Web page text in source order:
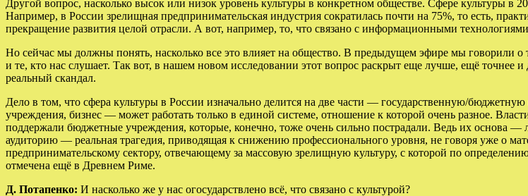
Другой вопрос, насколько высок или низок уровень культуры в конкретном обществе. Сфере культуры
Например, в России зрелищная предпринимательская индустрия сократилась почти на 75%, то есть,
прекращение развития целой отрасли. А вот, например, то, что связано с информационными
Но сейчас мы должны понять, насколько все это влияет на общество. В предыдущем эфире мы говорили
и те, кто нас слушает. Так вот, в нашем новом исследовании этот вопрос раскрыт еще лучше, ещё точнее
реальный скандал.
Дело в том, что сфера культуры в России изначально делится на две части — государственную/
учреждения, бизнес — может работать только в единой системе, отношение к которой очень разное.
поддержали бюджетные учреждения, которые, конечно, тоже очень сильно пострадали. Ведь их основа
аудиторию — реальная трагедия, приводящая к снижению профессионального уровня, не говоря уже о
предпринимательскому сектору, отвечающему за массовую зрелищную культуру, с которой по
отмечена ещё в Древнем Риме.
Д. Потапенко: И насколько же у нас огосударствлено всё, что связано с культурой?